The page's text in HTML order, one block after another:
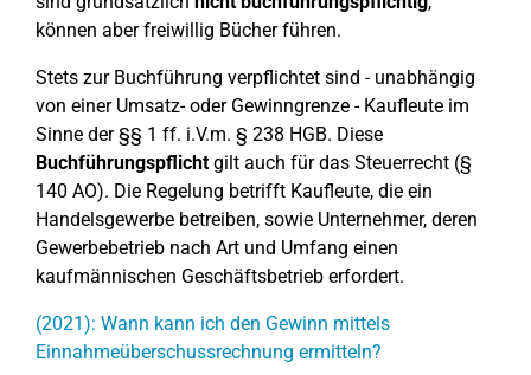
können aber freiwillig Bücher führen.
Stets zur Buchführung verpflichtet sind - unabhängig
von einer Umsatz- oder Gewinngrenze - Kaufleute im
Sinne der §§ 1 ff. i.V.m. § 238 HGB. Diese
Buchführungspflichtgilt auch für das Steuerrecht (§
140 AO). Die Regelung betrifft Kaufleute, die ein
Handelsgewerbe betreiben, sowie Unternehmer, deren
Gewerbebetrieb nach Art und Umfang einen
kaufmännischen Geschäftsbetrieb erfordert.
(2021): Wann kann ich den Gewinn mittels
Einnahmeüberschussrechnung ermitteln?